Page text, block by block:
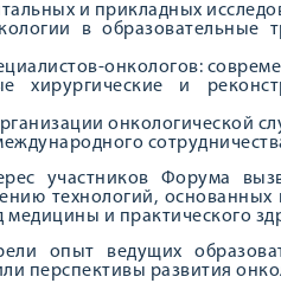
и прикладных
в образовательные
онкологов:
хирургические и
онкологической
участников Форума
технологий,
медицины и практического
опыт ведущих
перспективы развития